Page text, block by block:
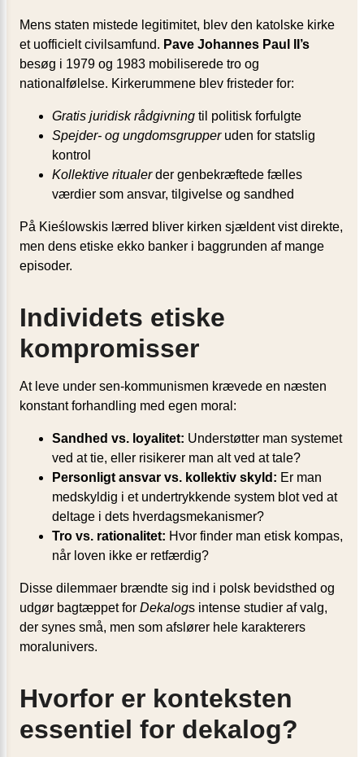
Mens staten mistede legitimitet, blev den katolske kirke
et uofficielt civilsamfund. Pave Johannes Paul II’s
besøg i 1979 og 1983 mobiliserede tro og
nationalfølelse. Kirkerummene blev fristeder for:
Gratis juridisk rådgivning til politisk forfulgte
Spejder- og ungdomsgrupperuden for statslig
kontrol
Kollektive ritualerder genbekræftede fælles
værdier som ansvar, tilgivelse og sandhed
På Kieślowskis lærred bliver kirken sjældent vist direkte,
men dens etiske ekko banker i baggrunden af mange
episoder.
Individets etiske
kompromisser
At leve under sen-kommunismen krævede en næsten
konstant forhandling med egen moral:
Sandhed vs. loyalitet: Understøtter man systemet
ved at tie, eller risikerer man alt ved at tale?
Personligt ansvar vs. kollektiv skyld: Er man
medskyldig i et undertrykkende system blot ved at
deltage i dets hverdagsmekanismer?
Tro vs. rationalitet: Hvor finder man etisk kompas,
når loven ikke er retfærdig?
Disse dilemmaer brændte sig ind i polsk bevidsthed og
udgør bagtæppet for Dekalogs intense studier af valg,
der synes små, men som afslører hele karakterers
moralunivers.
Hvorfor er konteksten
essentiel for dekalog?